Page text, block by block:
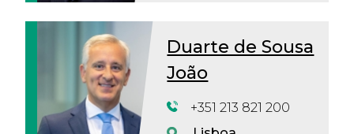
Duarte de Sousa
João
+351 213 821 200